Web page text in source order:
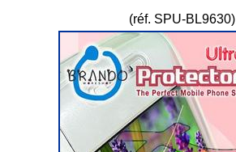
(réf. SPU-BL9630)